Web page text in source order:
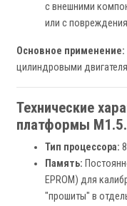
с внешними
или с
Основное применение:
цилиндровыми
Технические
платформы
Тип процессора:
Память:
EPROM) для
"прошиты" в